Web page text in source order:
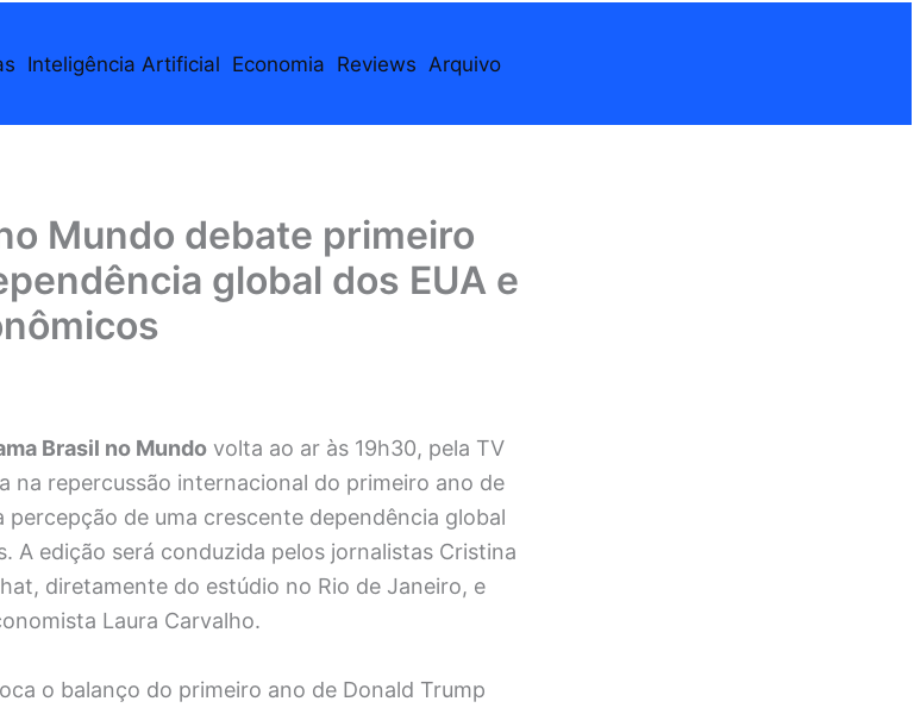
Inteligência Artificial Economia Reviews Arquivo
Mundo debate primeiro
global dos EUA e
Brasil no Mundo volta ao ar às 19h30, pela TV
na repercussão internacional do primeiro ano de
de uma crescente dependência global
A edição será conduzida pelos jornalistas Cristina
diretamente do estúdio no Rio de Janeiro, e
Laura Carvalho.
o balanço do primeiro ano de Donald Trump